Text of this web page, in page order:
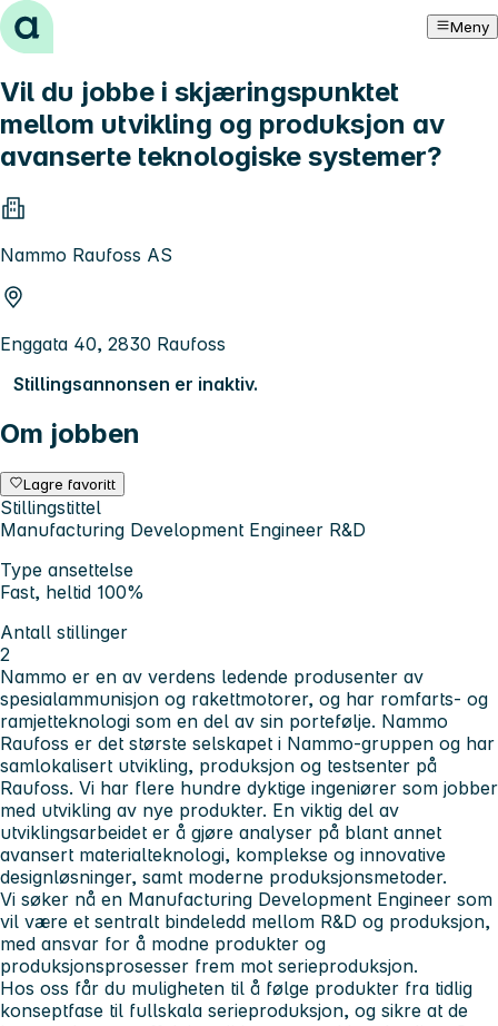
Hopp til innhold Meny
Vil du jobbe i skjæringspunktet
mellom utvikling og produksjon av
avanserte teknologiske systemer?
Nammo Raufoss AS
Enggata 40, 2830 Raufoss
Stillingsannonsen er inaktiv.
Om jobben
Lagre favoritt
Stillingstittel
Manufacturing Development Engineer R&D
Type ansettelse
Fast, heltid 100%
Antall stillinger
2
Nammo er en av verdens ledende produsenter av
spesialammunisjon og rakettmotorer, og har romfarts- og
ramjetteknologi som en del av sin portefølje. Nammo
Raufoss er det største selskapet i Nammo-gruppen og har
samlokalisert utvikling, produksjon og testsenter på
Raufoss. Vi har flere hundre dyktige ingeniører som jobber
med utvikling av nye produkter. En viktig del av
utviklingsarbeidet er å gjøre analyser på blant annet
avansert materialteknologi, komplekse og innovative
designløsninger, samt moderne produksjonsmetoder.
Vi søker nå en Manufacturing Development Engineer som
vil være et sentralt bindeledd mellom R&D og produksjon,
med ansvar for å modne produkter og
produksjonsprosesser frem mot serieproduksjon.
Hos oss får du muligheten til å følge produkter fra tidlig
konseptfase til fullskala serieproduksjon, og sikre at de